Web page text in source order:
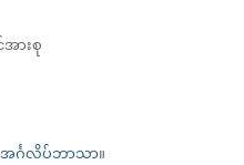
ားစု
အင်္ဂလိပ်ဘာသာ။